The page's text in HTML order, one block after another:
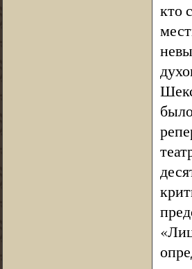
кто